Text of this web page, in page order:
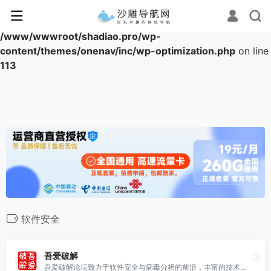
Warning
: Array to string conversion in
/www/wwwroot/shadiao.pro/wp-
content/themes/onenav/inc/wp-optimization.php on line
113
软件安全
吾爱破解
吾爱破解论坛致力于软件安全与病毒分析的前沿，丰富的技术版块交相辉映，由无数热衷于软件加密解密及反病毒爱好者共同维护